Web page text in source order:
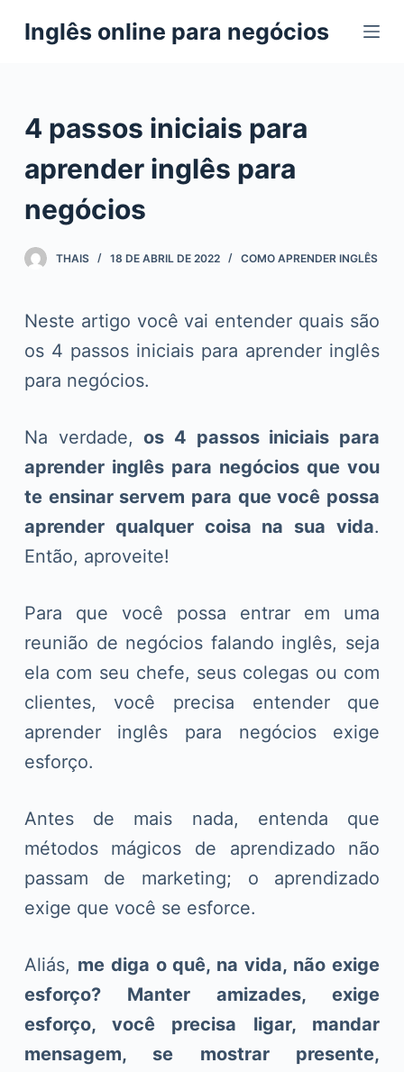
P
u
p
a
c
e
ú
d
Inglês online para negócios
4 passos iniciais para
aprender inglês para
negócios
THAIS 18 DE ABRIL DE 2022 COMO APRENDER INGLÊS
Neste artigo você vai entender quais são
os 4 passos iniciais para aprender inglês
para negócios.
Na verdade,os 4 passos iniciais para
aprender inglês para negócios que vou
te ensinar servem para que você possa
aprender qualquer coisa na sua vida.
Então, aproveite!
Para que você possa entrar em uma
reunião de negócios falando inglês, seja
ela com seu chefe, seus colegas ou com
clientes, você precisa entender que
aprender inglês para negócios exige
esforço.
Antes de mais nada, entenda que
métodos mágicos de aprendizado não
passam de marketing; o aprendizado
exige que você se esforce.
Aliás, me diga o quê, na vida, não exige
esforço? Manter amizades, exige
esforço, você precisa ligar, mandar
mensagem, se mostrar presente,